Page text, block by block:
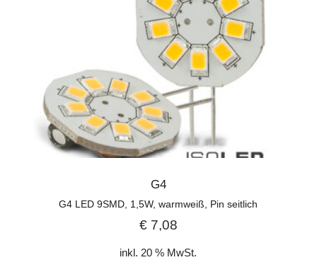
G4
G4 LED 9SMD, 1,5W, warmweiß, Pin seitlich
€7,08
inkl. 20 % MwSt.